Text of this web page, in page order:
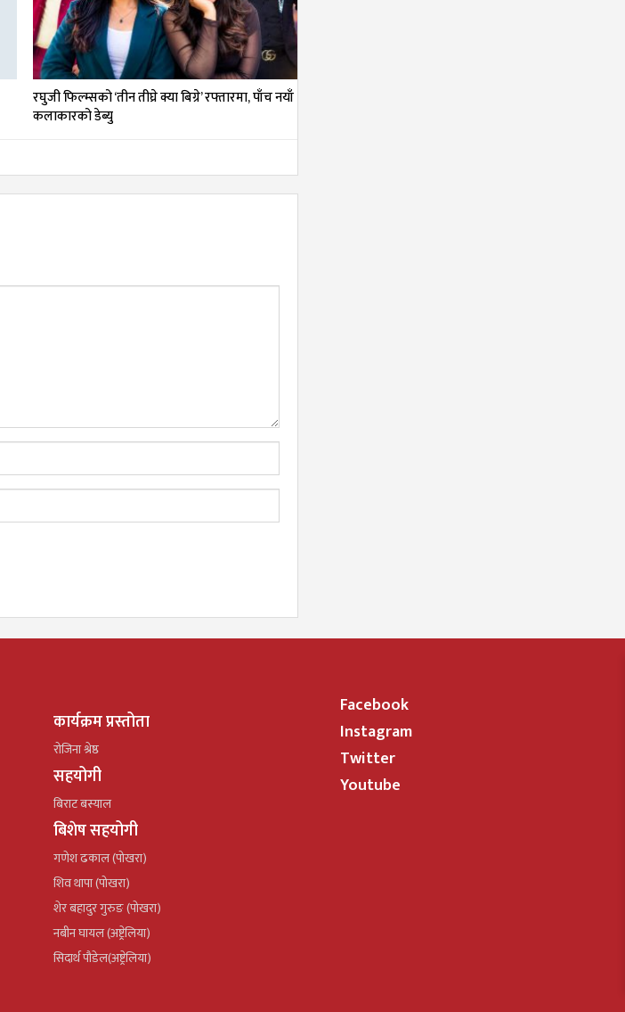
रघुजी फिल्म्सको ‘तीन तीघ्रे क्या बिग्रे’ रफ्तारमा, पाँच नयाँ
कलाकारको डेब्यु
कार्यक्रम प्रस्तोता
रोजिना श्रेष्ठ
सहयोगी
बिराट बस्याल
बिशेष सहयोगी
गणेश ढकाल (पोखरा)
शिव थापा (पोखरा)
शेर बहादुर गुरुङ (पोखरा)
नबीन घायल (अष्ट्रेलिया)
सिदार्थ पौडेल(अष्ट्रेलिया)
Facebook
Instagram
Twitter
Youtube